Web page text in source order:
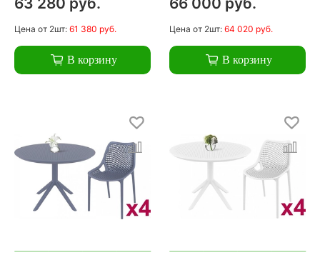
Цена от 2шт: 61 380 руб.
В корзину
Цена от 2шт: 64 020 руб.
В корзину